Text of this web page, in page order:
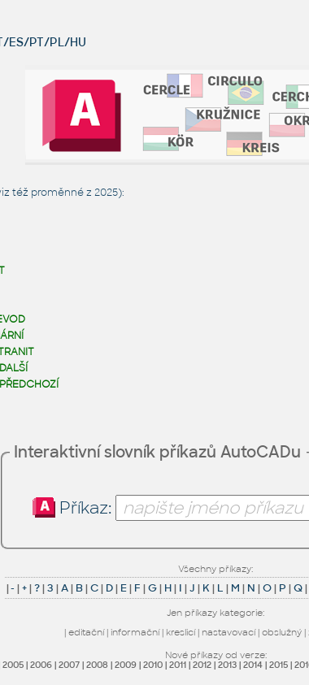
ES/PT/PL/HU
též proměnné z 2025):
Interaktivní slovník příkazů AutoCADu
Příkaz:
Všechny příkazy:
|- |+|?|3 |A| B|C| D| E| F |G| H| I |J | K| L | M | N |O| P |Q|
Jen příkazy kategorie:
| editační| informační| kreslicí| nastavovací| obslužný|
Nové příkazy od verze:
2005| 2006| 2007| 2008 | 2009| 2010| 2011| 2012| 2013| 2014| 2015|